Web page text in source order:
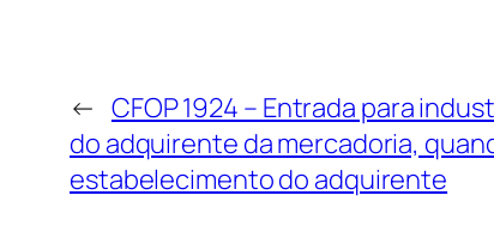
← CFOP 1924 – Entrada para
do adquirente da mercadoria,
estabelecimento do adquirente